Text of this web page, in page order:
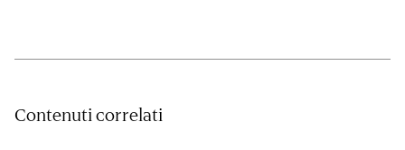
Contenuti correlati